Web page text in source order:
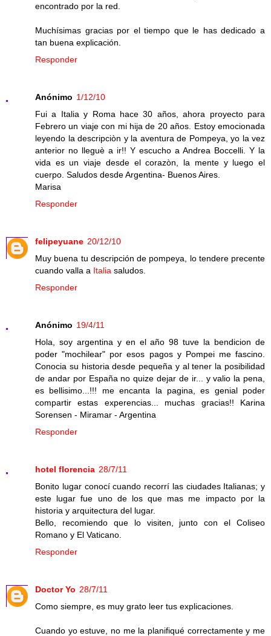
encontrado por la red.
Muchísimas gracias por el tiempo que le has dedicado a
tan buena explicación.
Responder
Anónimo 1/12/10
Fui a Italia y Roma hace 30 años, ahora proyecto para
Febrero un viaje con mi hija de 20 años. Estoy emocionada
leyendo la descripciòn y la aventura de Pompeya, yo la vez
anterior no lleguè a ir!! Y escucho a Andrea Boccelli. Y la
vida es un viaje desde el corazòn, la mente y luego el
cuerpo. Saludos desde Argentina- Buenos Aires.
Marisa
Responder
felipeyuane 20/12/10
Muy buena tu descripción de pompeya, lo tendere precente
cuando valla a Italia saludos.
Responder
Anónimo 19/4/11
Hola, soy argentina y en el año 98 tuve la bendicion de
poder "mochilear" por esos pagos y Pompei me fascino.
Conocia su historia desde pequeña y al tener la posibilidad
de andar por España no quize dejar de ir... y valio la pena,
es bellisimo...!!! me encanta la pagina, es genial poder
compartir estas experencias... muchas gracias!! Karina
Sorensen - Miramar - Argentina
Responder
hotel florencia 28/7/11
Bonito lugar conocí cuando recorrí las ciudades Italianas; y
este lugar fue uno de los que mas me impacto por la
historia y arquitectura del lugar.
Bello, recomiendo que lo visiten, junto con el Coliseo
Romano y El Vaticano.
Responder
Doctor Yo 28/7/11
Como siempre, es muy grato leer tus explicaciones.
Cuando yo estuve, no me la planifiqué correctamente y me